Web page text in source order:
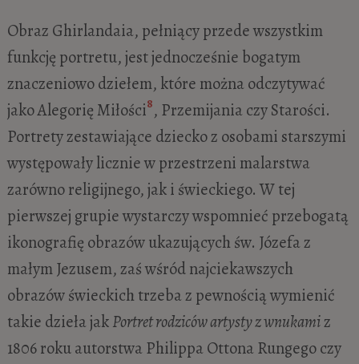
Obraz Ghirlandaia, pełniący przede wszystkim
funkcję portretu, jest jednocześnie bogatym
znaczeniowo dziełem, które można odczytywać
jako Alegorię Miłości8, Przemijania czy Starości.
Portrety zestawiające dziecko z osobami starszymi
występowały licznie w przestrzeni malarstwa
zarówno religijnego, jak i świeckiego. W tej
pierwszej grupie wystarczy wspomnieć przebogatą
ikonografię obrazów ukazujących św. Józefa z
małym Jezusem, zaś wśród najciekawszych
obrazów świeckich trzeba z pewnością wymienić
takie dzieła jakPortret rodziców artysty z wnukamiz
1806 roku autorstwa Philippa Ottona Rungego czy